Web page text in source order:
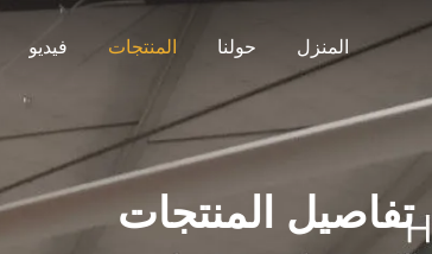
المنزل حولنا المنتجات فيديو
تفاصيل المنتجات